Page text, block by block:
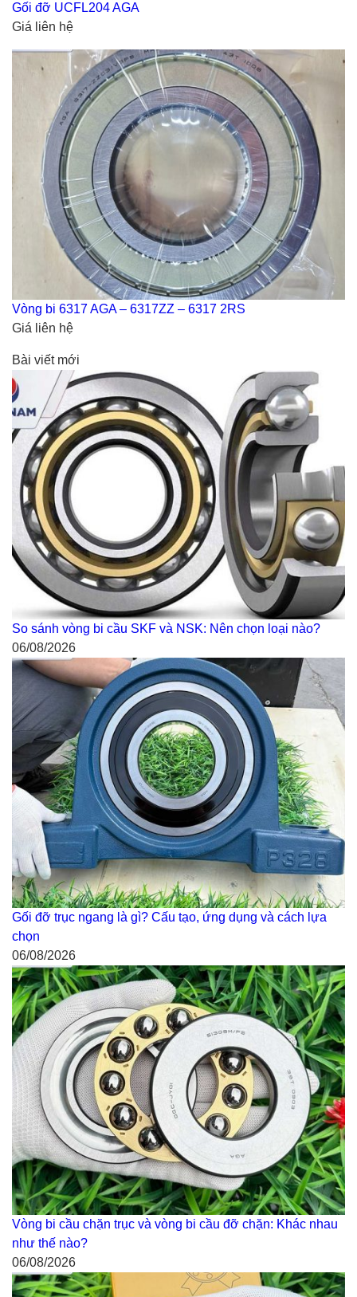
Gối đỡ UCFL204 AGA
Giá liên hệ
Vòng bi 6317 AGA – 6317ZZ – 6317 2RS
Giá liên hệ
Bài viết mới
So sánh vòng bi cầu SKF và NSK: Nên chọn loại nào?
06/08/2026
Gối đỡ trục ngang là gì? Cấu tạo, ứng dụng và cách lựa
chọn
06/08/2026
Vòng bi cầu chặn trục và vòng bi cầu đỡ chặn: Khác nhau
như thế nào?
06/08/2026